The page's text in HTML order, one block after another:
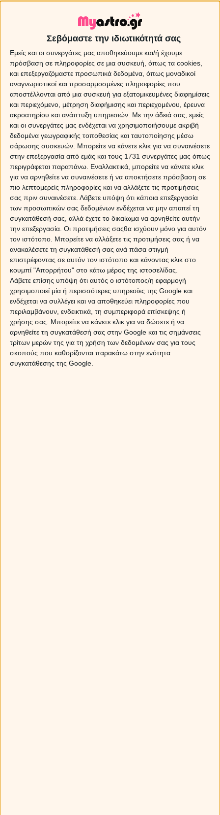
Σεβόμαστε την ιδιωτικότητά σας
Εμείς και οι συνεργάτες μας αποθηκεύουμε και/ή έχουμε
πρόσβαση σε πληροφορίες σε μια συσκευή, όπως τα cookies,
και επεξεργαζόμαστε προσωπικά δεδομένα, όπως μοναδικοί
αναγνωριστικοί και προσαρμοσμένες πληροφορίες που
αποστέλλονται από μια συσκευή για εξατομικευμένες διαφημίσεις
και περιεχόμενο, μέτρηση διαφήμισης και περιεχομένου, έρευνα
ακροατηρίου και ανάπτυξη υπηρεσιών. Με την άδειά σας, εμείς
και οι συνεργάτες μας ενδέχεται να χρησιμοποιήσουμε ακριβή
δεδομένα γεωγραφικής τοποθεσίας και ταυτοποίησης μέσω
σάρωσης συσκευών. Μπορείτε να κάνετε κλικ για να συναινέσετε
στην επεξεργασία από εμάς και τους 1731 συνεργάτες μας όπως
περιγράφεται παραπάνω. Εναλλακτικά, μπορείτε να κάνετε κλικ
για να αρνηθείτε να συναινέσετε ή να αποκτήσετε πρόσβαση σε
πιο λεπτομερείς πληροφορίες και να αλλάξετε τις προτιμήσεις
σας πριν συναινέσετε. Λάβετε υπόψη ότι κάποια επεξεργασία
των προσωπικών σας δεδομένων ενδέχεται να μην απαιτεί τη
συγκατάθεσή σας, αλλά έχετε το δικαίωμα να αρνηθείτε αυτήν
την επεξεργασία. Οι προτιμήσεις σαςθα ισχύουν μόνο για αυτόν
τον ιστότοπο. Μπορείτε να αλλάξετε τις προτιμήσεις σας ή να
ανακαλέσετε τη συγκατάθεσή σας ανά πάσα στιγμή
επιστρέφοντας σε αυτόν τον ιστότοπο και κάνοντας κλικ στο
κουμπί "Απορρήτου" στο κάτω μέρος της ιστοσελίδας.
Λάβετε επίσης υπόψη ότι αυτός ο ιστότοπος/η εφαρμογή
χρησιμοποιεί μία ή περισσότερες υπηρεσίες της Google και
ενδέχεται να συλλέγει και να αποθηκεύει πληροφορίες που
περιλαμβάνουν, ενδεικτικά, τη συμπεριφορά επίσκεψης ή
χρήσης σας. Μπορείτε να κάνετε κλικ για να δώσετε ή να
αρνηθείτε τη συγκατάθεσή σας στην Google και τις σημάνσεις
τρίτων μερών της για τη χρήση των δεδομένων σας για τους
σκοπούς που καθορίζονται παρακάτω στην ενότητα
συγκατάθεσης της Google.
Αισθηματικές Προβλέψεις.
Η προσωπική σας ζωή αποκτά ένταση και εξελίσσεται
με γρήγορους ρυθμούς. Αν διατηρείτε μια σχέση, θα
αισθανθείτε την ανάγκη να ξεκαθαρίσετε καταστάσεις
που μέχρι τώρα μένουν σε εκκρεμότητα. Η Έκλειψη
Ηλίου σας δίνει την ευκαιρία να ανανεώσετε ουσιαστικά
τη σχέση σας, αρκεί να υπάρξει αμοιβαία διάθεση για
αλλαγές. Αν είστε αδέσμευτοι, οι πιθανότητες μιας νέας